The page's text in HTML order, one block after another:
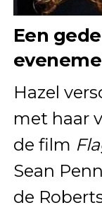
Een
Hazel
met haar
de film
Sean
de